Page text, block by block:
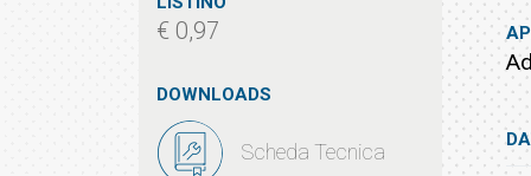
€ 0,97
DOWNLOADS
Scheda Tecnica